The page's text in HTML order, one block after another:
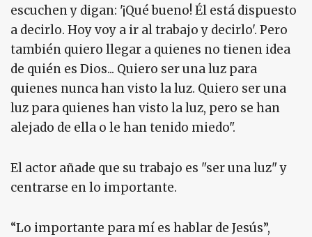
escuchen y digan: '¡Qué bueno! Él está dispuesto
a decirlo. Hoy voy a ir al trabajo y decirlo'. Pero
también quiero llegar a quienes no tienen idea
de quién es Dios... Quiero ser una luz para
quienes nunca han visto la luz. Quiero ser una
luz para quienes han visto la luz, pero se han
alejado de ella o le han tenido miedo".
El actor añade que su trabajo es "ser una luz" y
centrarse en lo importante.
“Lo importante para mí es hablar de Jesús”,